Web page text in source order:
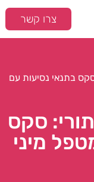
צרו קשר
בתנאי נסיעות עם
סקס
מיני